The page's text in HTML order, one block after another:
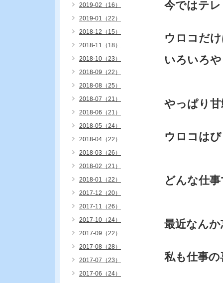
今ではテ
ウロコだ
いろいろ
やっぱり
ウロコは
どんな仕
最近なん
私も仕事
2019-02（16）
2019-01（22）
2018-12（15）
2018-11（18）
2018-10（23）
2018-09（22）
2018-08（25）
2018-07（21）
2018-06（21）
2018-05（24）
2018-04（22）
2018-03（26）
2018-02（21）
2018-01（22）
2017-12（20）
2017-11（26）
2017-10（24）
2017-09（22）
2017-08（28）
2017-07（23）
2017-06（24）